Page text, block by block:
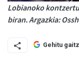
Lobianoko
biran. Argazkia:
Gehitu